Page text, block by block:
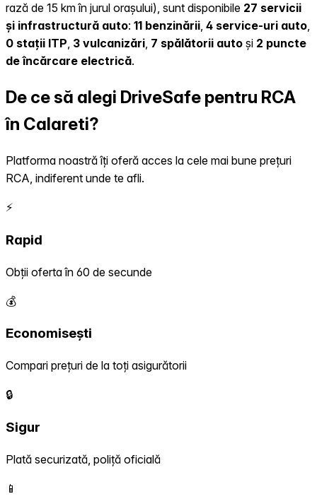
rază de 15 km în jurul orașului), sunt disponibile 27 servicii
și infrastructură auto: 11 benzinării, 4 service-uri auto,
0 stații ITP, 3 vulcanizări, 7 spălătorii auto și 2 puncte
de încărcare electrică.
De ce să alegi DriveSafe pentru RCA
în Calareti?
Platforma noastră îți oferă acces la cele mai bune prețuri
RCA, indiferent unde te afli.
⚡
Rapid
Obții oferta în 60 de secunde
💰
Economisești
Compari prețuri de la toți asigurătorii
🔒
Sigur
Plată securizată, poliță oficială
📱